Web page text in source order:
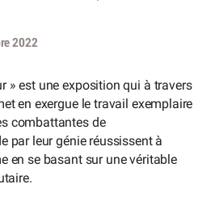
2022
» est une exposition qui à travers
en exergue le travail exemplaire
combattantes de
par leur génie réussissent à
en se basant sur une véritable